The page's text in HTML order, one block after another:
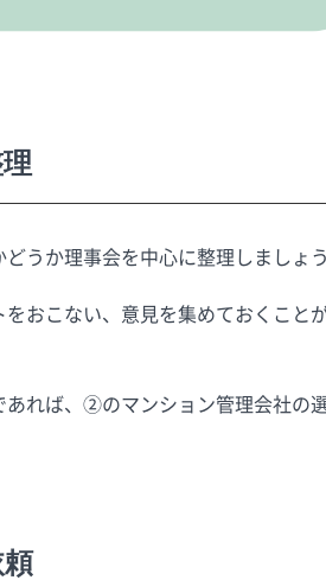
うか理事会を中心に整理しましょう
おこない、意見を集めておくこと
れば、②のマンション管理会社の